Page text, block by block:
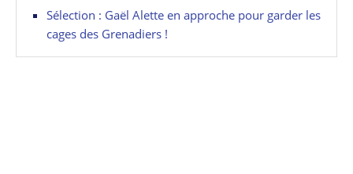
Sélection : Gaël Alette en approche pour garder les
cages des Grenadiers !